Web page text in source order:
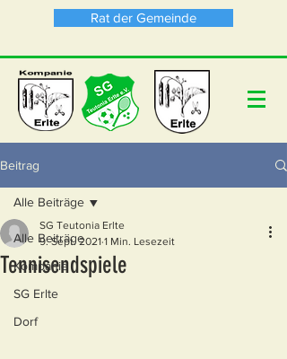
Rat der Gemeinde
Beitrag
Alle Beiträge
Kompanie
SG Erlte
Dorf
Alle Beiträge
Tennisendspiele
SG Teutonia Erlte
9. Sept. 2021 1 Min. Lesezeit